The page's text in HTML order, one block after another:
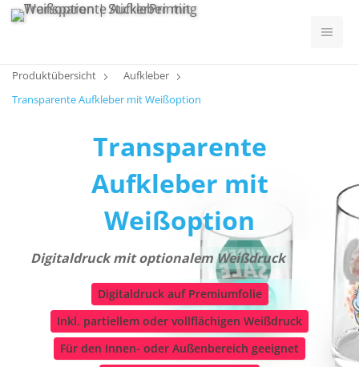
Produktübersicht
Aufkleber
Transparente Aufkleber mit Weißoption
Transparente
Aufkleber mit
Weißoption
Digitaldruck mit optionalem Weißdruck
Digitaldruck auf Premiumfolie
inkl. partiellem oder vollflächigen Weißdruck
Für den Innen- oder Außenbereich geeignet